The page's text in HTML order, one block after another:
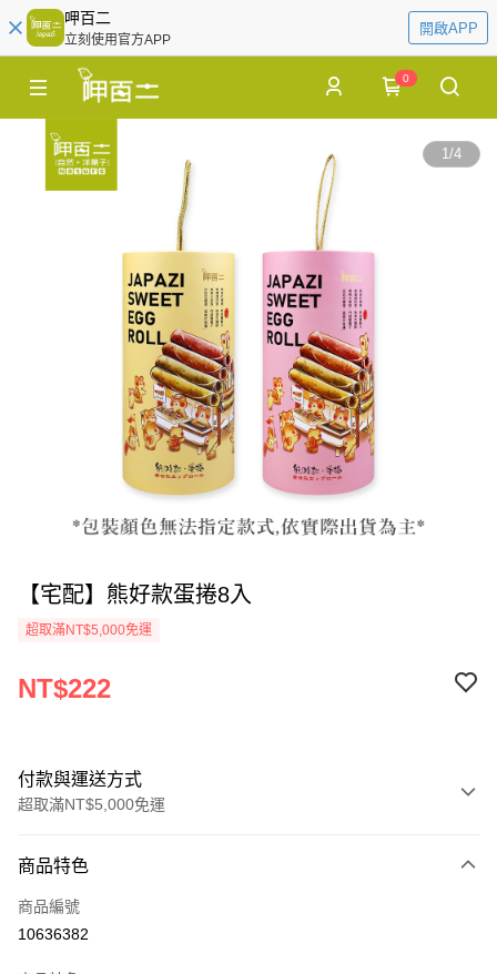
呷百二
立刻使用官方APP
開啟APP
0
1/4
【宅配】熊好款蛋捲8入
超取滿NT$5,000免運
NT$222
付款與運送方式
超取滿NT$5,000免運
信用卡一次付款
LINE Pay
商品特色
商品編號
10636382